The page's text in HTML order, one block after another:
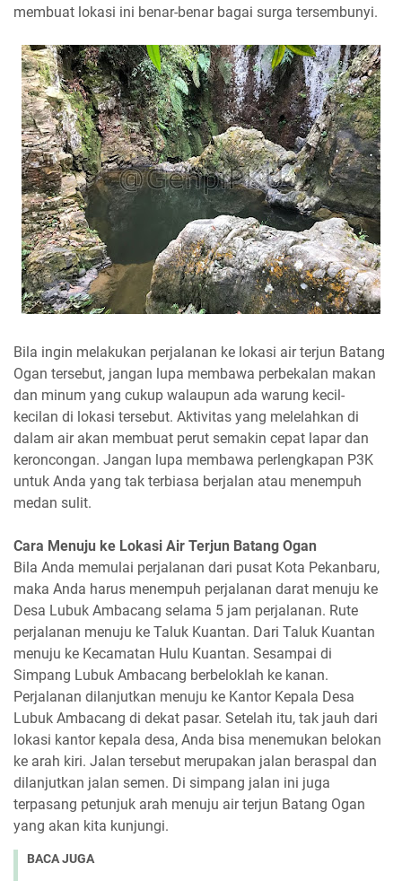
membuat lokasi ini benar-benar bagai surga tersembunyi.
Bila ingin melakukan perjalanan ke lokasi air terjun Batang
Ogan tersebut, jangan lupa membawa perbekalan makan
dan minum yang cukup walaupun ada warung kecil-
kecilan di lokasi tersebut. Aktivitas yang melelahkan di
dalam air akan membuat perut semakin cepat lapar dan
keroncongan. Jangan lupa membawa perlengkapan P3K
untuk Anda yang tak terbiasa berjalan atau menempuh
medan sulit.
Cara Menuju ke Lokasi Air Terjun Batang Ogan
Bila Anda memulai perjalanan dari pusat Kota Pekanbaru,
maka Anda harus menempuh perjalanan darat menuju ke
Desa Lubuk Ambacang selama 5 jam perjalanan. Rute
perjalanan menuju ke Taluk Kuantan. Dari Taluk Kuantan
menuju ke Kecamatan Hulu Kuantan. Sesampai di
Simpang Lubuk Ambacang berbeloklah ke kanan.
Perjalanan dilanjutkan menuju ke Kantor Kepala Desa
Lubuk Ambacang di dekat pasar. Setelah itu, tak jauh dari
lokasi kantor kepala desa, Anda bisa menemukan belokan
ke arah kiri. Jalan tersebut merupakan jalan beraspal dan
dilanjutkan jalan semen. Di simpang jalan ini juga
terpasang petunjuk arah menuju air terjun Batang Ogan
yang akan kita kunjungi.
BACA JUGA